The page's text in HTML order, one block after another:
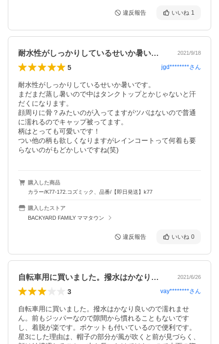
違反報告 いいね 1
耐水性がしっかりしているせいか暑いです… 2021/9/18
5 jgd********さん
耐水性がしっかりしているせいか暑いです。
まだまだ蒸し暑いので中はタンクトップとかじゃないと汗
だくになります。
顔周りに骨？みたいのが入ってますがツバはないので普通
に濡れるのでキャップ被ってます。
柄はとっても可愛いです！
つい他の柄も欲しくなりますがレインコートって何着も要
らないのがもどかしいですね(笑)
購入した商品
カラー/K77-172.コズミック、品番/【即日発送】k77
購入したストア
BACKYARD FAMILY ママタウン
違反報告 いいね 0
自転車用に買いました。撥水はかなり良い… 2021/6/26
3 vay********さん
自転車用に買いました。撥水はかなり良いので濡れませ
ん。前もジッパーなので隙間から慣れることもないです
し、着脱が楽です。ポケットも付いているので便利です。
星3にした理由は、帽子の部分が風が吹くと前が見づらく、